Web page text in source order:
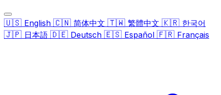
🇺🇸 English 🇨🇳 简体中文 🇹🇼 繁體中文 🇰🇷 한국어
🇯🇵 日本語 🇩🇪 Deutsch 🇪🇸 Español 🇫🇷 Français